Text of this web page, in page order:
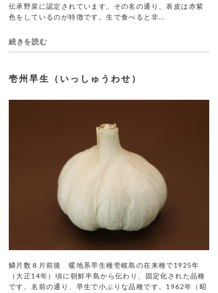
伝承野菜に認定されています。その名の通り、表皮は赤紫
色をしているのが特徴です。生で食べると非...
続きを読む
壱州早生（いっしゅうわせ）
鱗片数８片前後 暖地系早生種壱岐島の在来種で1925年
（大正14年）頃に朝鮮半島から伝わり、固定化された品種
です。名前の通り、早生で小ぶりな品種です。1962年（昭